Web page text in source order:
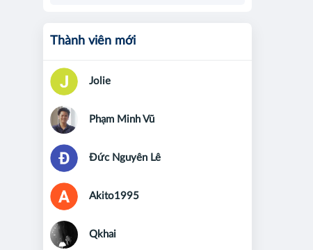
Thành viên mới
Jolie
Phạm Minh Vũ
Đức Nguyên Lê
Akito1995
Qkhai